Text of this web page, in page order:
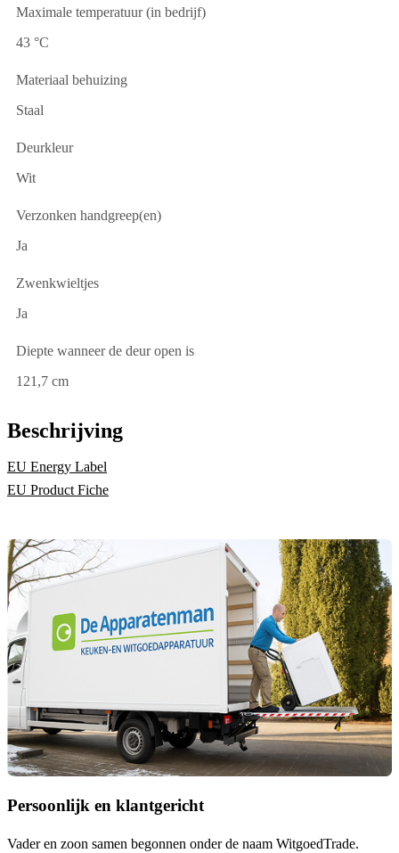
Maximale temperatuur (in bedrijf)
43 °C
Materiaal behuizing
Staal
Deurkleur
Wit
Verzonken handgreep(en)
Ja
Zwenkwieltjes
Ja
Diepte wanneer de deur open is
121,7 cm
Beschrijving
EU Energy Label
EU Product Fiche
Persoonlijk en klantgericht
Vader en zoon samen begonnen onder de naam WitgoedTrade.